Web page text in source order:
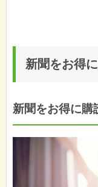
新聞をお得
新聞をお得に